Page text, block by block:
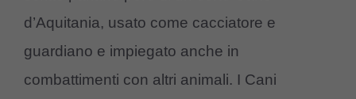
d’Aquitania, usato come cacciatore e
guardiano e impiegato anche in
combattimenti con altri animali. I Cani